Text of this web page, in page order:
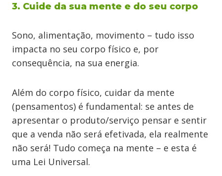
3. Cuide da sua mente e do seu corpo
Sono, alimentação, movimento – tudo isso
impacta no seu corpo físico e, por
consequência, na sua energia.
Além do corpo físico, cuidar da mente
(pensamentos) é fundamental: se antes de
apresentar o produto/serviço pensar e sentir
que a venda não será efetivada, ela realmente
não será! Tudo começa na mente – e esta é
uma Lei Universal.